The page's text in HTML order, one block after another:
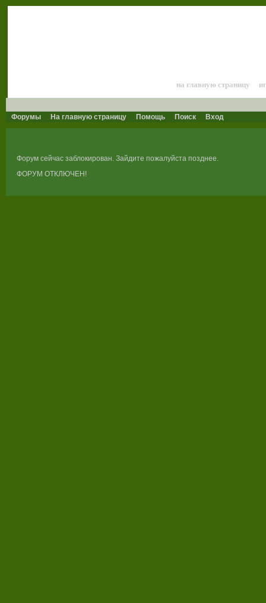
на главную страницу
Форумы На главную страницу Помощь Поиск Вход
Форум сейчас заблокирован. Зайдите пожалуйста позднее.
ФОРУМ ОТКЛЮЧЕН!